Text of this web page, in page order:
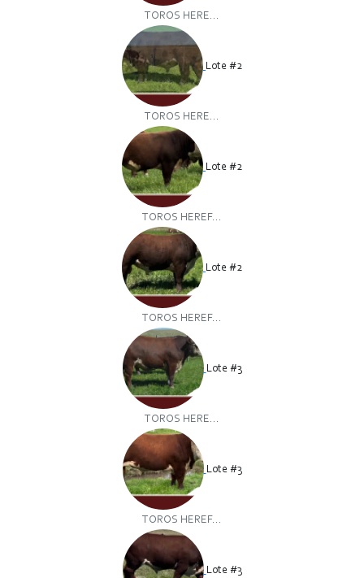
TOROS HERE...
Lote #2
TOROS HERE...
Lote #2
TOROS HEREF...
Lote #2
TOROS HEREF...
Lote #3
TOROS HERE...
Lote #3
TOROS HEREF...
Lote #3